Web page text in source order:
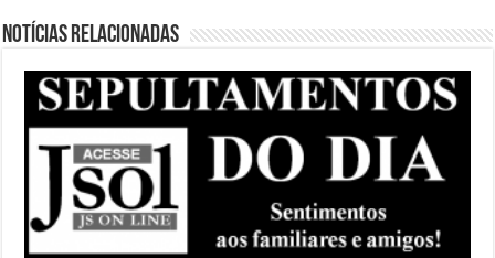
Notícias relacionadas